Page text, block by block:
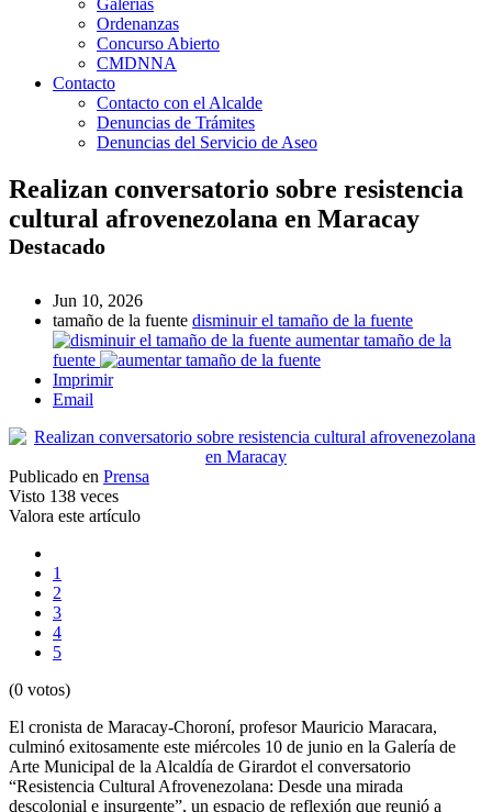
Ordenanzas
Concurso Abierto
CMDNNA
Contacto
Contacto con el Alcalde
Denuncias de Trámites
Denuncias del Servicio de Aseo
Realizan conversatorio sobre resistencia
cultural afrovenezolana en Maracay
Destacado
Jun 10, 2026
tamaño de la fuente disminuir el tamaño de la fuente
aumentar tamaño de la
fuente
Imprimir
Email
Publicado en Prensa
Visto 138 veces
Valora este artículo
1
2
3
4
5
(0 votos)
El cronista de Maracay-Choroní, profesor Mauricio Maracara,
culminó exitosamente este miércoles 10 de junio en la Galería de
Arte Municipal de la Alcaldía de Girardot el conversatorio
“Resistencia Cultural Afrovenezolana: Desde una mirada
descolonial e insurgente”, un espacio de reflexión que reunió a